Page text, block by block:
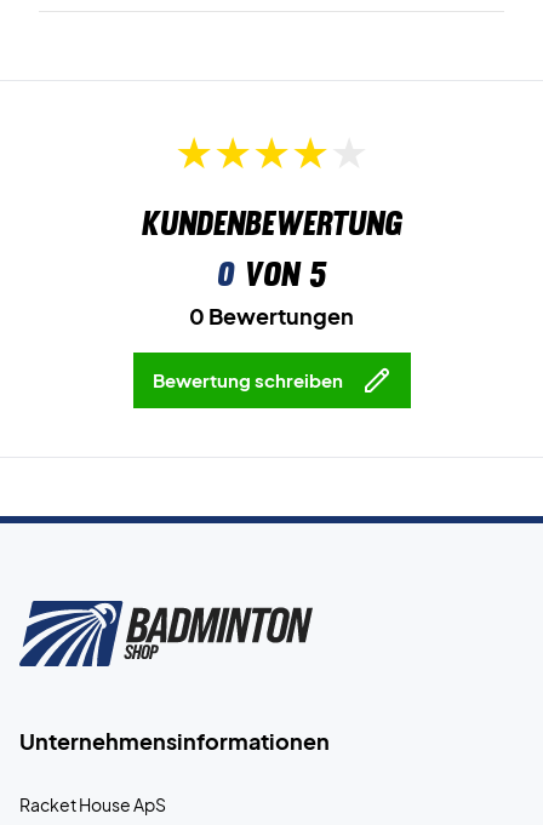
Kundenbewertung
0von 5
0 Bewertungen
Bewertung schreiben
Unternehmensinformationen
Racket House ApS